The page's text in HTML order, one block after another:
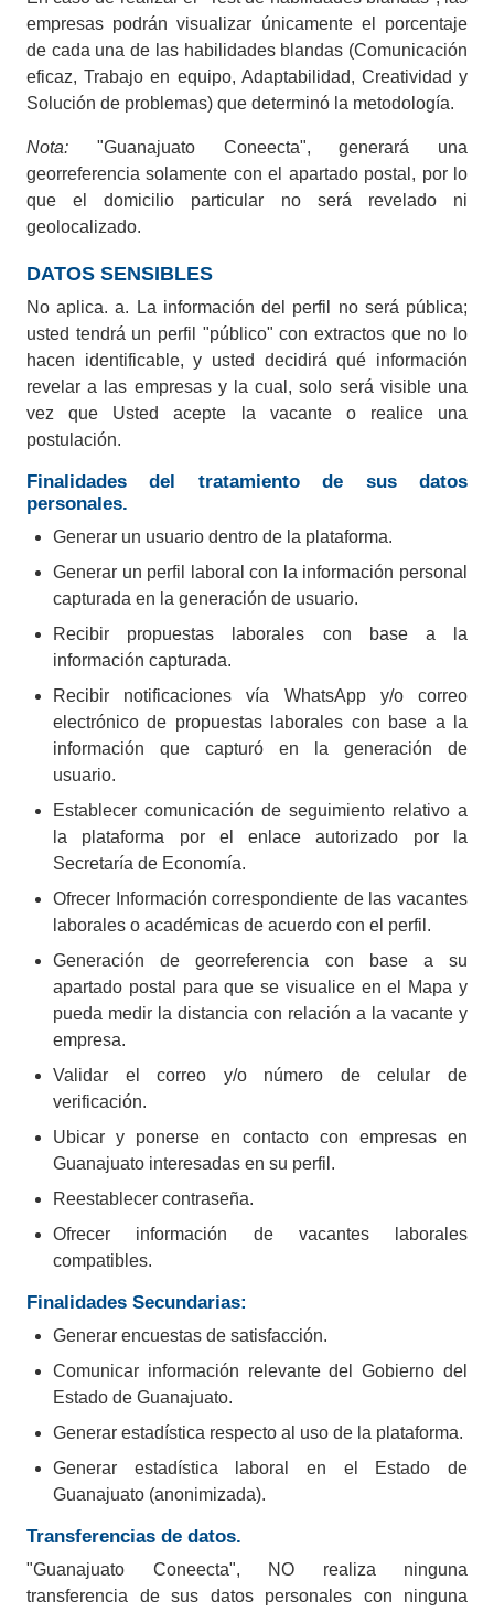
Encuentra empleo enfocado en tus habilidades,
conocimientos, experiencia y cerca de tu área.
Crear registro
Empresas
Esta plataforma permite a las empresas seleccionar
el talento humano basado en sus habilidades,
conocimientos, experiencia, entre otros aspectos.
Comienza tu historia de éxito
Encuentra el talento humano con el perfil que
Descubre los centros de capacitación del estado
y sus programas académicos.
Reduce la rotación a través de una vinculación
efectiva.
Crear registro
Trabaja con las
empresasde Guanajuato
Nos enorgullece trabajar de la mano con las mejores
empresas en el estado de Guanajuato.
Nuestra colaboración refleja nuestro compromiso
con la excelencia.
empresas podrán visualizar únicamente el porcentaje
de cada una de las habilidades blandas (Comunicación
eficaz, Trabajo en equipo, Adaptabilidad, Creatividad y
Solución de problemas) que determinó la metodología.
Nota: "Guanajuato Coneecta", generará una
georreferencia solamente con el apartado postal, por lo
que el domicilio particular no será revelado ni
geolocalizado.
DATOS SENSIBLES
No aplica. a. La información del perfil no será pública;
usted tendrá un perfil "público" con extractos que no lo
hacen identificable, y usted decidirá qué información
revelar a las empresas y la cual, solo será visible una
vez que Usted acepte la vacante o realice una
postulación.
Finalidades del tratamiento de sus datos
personales.
Generar un usuario dentro de la plataforma.
Generar un perfil laboral con la información personal
capturada en la generación de usuario.
Recibir propuestas laborales con base a la
información capturada.
Recibir notificaciones vía WhatsApp y/o correo
electrónico de propuestas laborales con base a la
información que capturó en la generación de
usuario.
Establecer comunicación de seguimiento relativo a
la plataforma por el enlace autorizado por la
Secretaría de Economía.
Ofrecer Información correspondiente de las vacantes
laborales o académicas de acuerdo con el perfil.
Generación de georreferencia con base a su
apartado postal para que se visualice en el Mapa y
pueda medir la distancia con relación a la vacante y
empresa.
Validar el correo y/o número de celular de
verificación.
Ubicar y ponerse en contacto con empresas en
Guanajuato interesadas en su perfil.
Reestablecer contraseña.
Ofrecer información de vacantes laborales
compatibles.
Finalidades Secundarias:
Generar encuestas de satisfacción.
Comunicar información relevante del Gobierno del
Estado de Guanajuato.
Generar estadística respecto al uso de la plataforma.
Generar estadística laboral en el Estado de
Guanajuato (anonimizada).
Transferencias de datos.
"Guanajuato Coneecta", NO realiza ninguna
transferencia de sus datos personales con ninguna